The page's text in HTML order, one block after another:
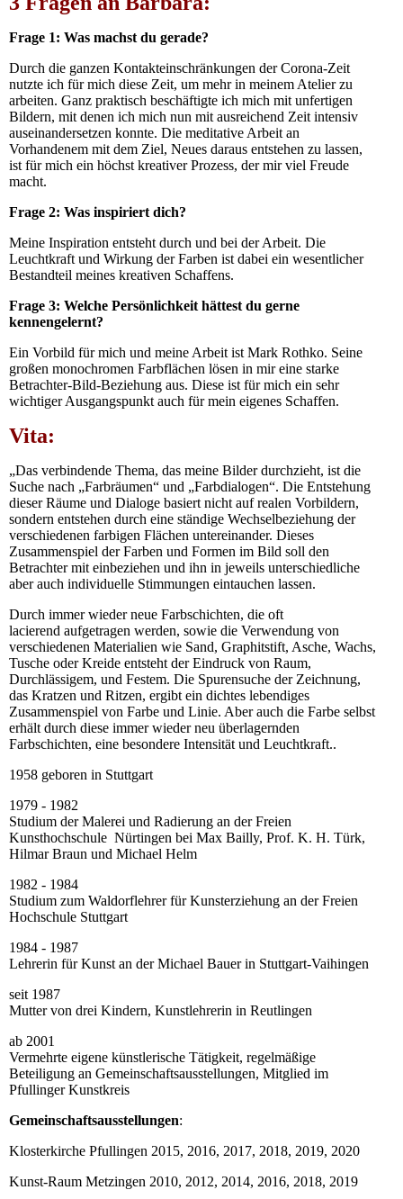
Frage 1: Was machst du gerade?
Durch die ganzen Kontakteinschränkungen der Corona-Zeit
nutzte ich für mich diese Zeit, um mehr in meinem Atelier zu
arbeiten. Ganz praktisch beschäftigte ich mich mit unfertigen
Bildern, mit denen ich mich nun mit ausreichend Zeit intensiv
auseinandersetzen konnte. Die meditative Arbeit an
Vorhandenem mit dem Ziel, Neues daraus entstehen zu lassen,
ist für mich ein höchst kreativer Prozess, der mir viel Freude
macht.
Frage 2: Was inspiriert dich?
Meine Inspiration entsteht durch und bei der Arbeit. Die
Leuchtkraft und Wirkung der Farben ist dabei ein wesentlicher
Bestandteil meines kreativen Schaffens.
Frage 3: Welche Persönlichkeit hättest du gerne
kennengelernt?
Ein Vorbild für mich und meine Arbeit ist Mark Rothko. Seine
großen monochromen Farbflächen lösen in mir eine starke
Betrachter-Bild-Beziehung aus. Diese ist für mich ein sehr
wichtiger Ausgangspunkt auch für mein eigenes Schaffen.
Vita:
„Das verbindende Thema, das meine Bilder durchzieht, ist die
Suche nach „Farbräumen“ und „Farbdialogen“. Die Entstehung
dieser Räume und Dialoge basiert nicht auf realen Vorbildern,
sondern entstehen durch eine ständige Wechselbeziehung der
verschiedenen farbigen Flächen untereinander. Dieses
Zusammenspiel der Farben und Formen im Bild soll den
Betrachter mit einbeziehen und ihn in jeweils unterschiedliche
aber auch individuelle Stimmungen eintauchen lassen.
Durch immer wieder neue Farbschichten, die oft
lacierend aufgetragen werden, sowie die Verwendung von
verschiedenen Materialien wie Sand, Graphitstift, Asche, Wachs,
Tusche oder Kreide entsteht der Eindruck von Raum,
Durchlässigem, und Festem. Die Spurensuche der Zeichnung,
das Kratzen und Ritzen, ergibt ein dichtes lebendiges
Zusammenspiel von Farbe und Linie. Aber auch die Farbe selbst
erhält durch diese immer wieder neu überlagernden
Farbschichten, eine besondere Intensität und Leuchtkraft..
1958 geboren in Stuttgart
1979 - 1982
Studium der Malerei und Radierung an der Freien
Kunsthochschule Nürtingen bei Max Bailly, Prof. K. H. Türk,
Hilmar Braun und Michael Helm
1982 - 1984
Studium zum Waldorflehrer für Kunsterziehung an der Freien
Hochschule Stuttgart
1984 - 1987
Lehrerin für Kunst an der Michael Bauer in Stuttgart-Vaihingen
seit 1987
Mutter von drei Kindern, Kunstlehrerin in Reutlingen
ab 2001
Vermehrte eigene künstlerische Tätigkeit, regelmäßige
Beteiligung an Gemeinschaftsausstellungen, Mitglied im
Pfullinger Kunstkreis
Gemeinschaftsausstellungen:
Klosterkirche Pfullingen 2015, 2016, 2017, 2018, 2019, 2020
Kunst-Raum Metzingen 2010, 2012, 2014, 2016, 2018, 2019